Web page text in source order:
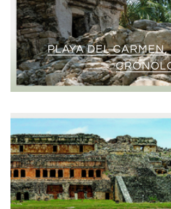
PLAYA DEL CARMEN,